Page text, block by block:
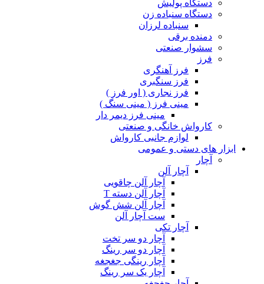
دستگاه پولیش
دستگاه سنباده زن
سنباده لرزان
دمنده برقی
سشوار صنعتی
فرز
فرز آهنگری
فرز سنگبری
فرز نجاری ( اور فرز )
مینی فرز ( مینی سنگ )
مینی فرز دیمر دار
کارواش خانگی و صنعتی
لوازم جانبی کارواش
ابزار های دستی و عمومی
آچار
آچار آلن
آچار آلن چاقویی
آچار آلن دسته T
آچار آلن شش گوش
ست آچار آلن
آچار تکی
آچار دو سر تخت
آچار دو سر رینگ
آچار رینگی جغجغه
آچار یک سر رینگ